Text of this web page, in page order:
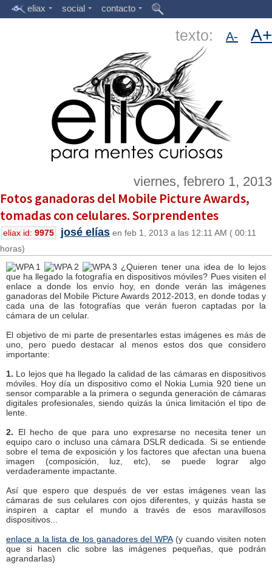
eliax social contacto
texto: A- A+
viernes, febrero 1, 2013
Fotos ganadoras del Mobile Picture Awards,
tomadas con celulares. Sorprendentes
eliax id: 9975 josé elías en feb 1, 2013 a las 12:11 AM ( 00:11
horas)
¿Quieren tener una idea de lo lejos
que ha llegado la fotografía en dispositivos móviles? Pues visiten el
enlace a donde los envío hoy, en donde verán las imágenes
ganadoras del Mobile Picture Awards 2012-2013, en donde todas y
cada una de las fotografías que verán fueron captadas por la
cámara de un celular.
El objetivo de mi parte de presentarles estas imágenes es más de
uno, pero puedo destacar al menos estos dos que considero
importante:
1. Lo lejos que ha llegado la calidad de las cámaras en dispositivos
móviles. Hoy día un dispositivo como el Nokia Lumia 920 tiene un
sensor comparable a la primera o segunda generación de cámaras
digitales profesionales, siendo quizás la única limitación el tipo de
lente.
2. El hecho de que para uno expresarse no necesita tener un
equipo caro o incluso una cámara DSLR dedicada. Si se entiende
sobre el tema de exposición y los factores que afectan una buena
imagen (composición, luz, etc), se puede lograr algo
verdaderamente impactante.
Así que espero que después de ver estas imágenes vean las
cámaras de sus celulares con ojos diferentes, y quizás hasta se
inspiren a captar el mundo a través de esos maravillosos
dispositivos...
enlace a la lista de los ganadores del WPA(y cuando visiten noten
que si hacen clic sobre las imágenes pequeñas, que podrán
agrandarlas)